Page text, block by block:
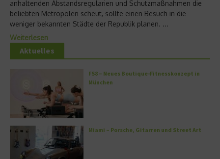
anhaltenden Abstandsregularien und Schutzmaßnahmen die
beliebten Metropolen scheut, sollte einen Besuch in die
weniger bekannten Städte der Republik planen. ...
Weiterlesen
Aktuelles
FS8 – Neues Boutique-Fitnesskonzept in
München
Miami – Porsche, Gitarren und Street Art